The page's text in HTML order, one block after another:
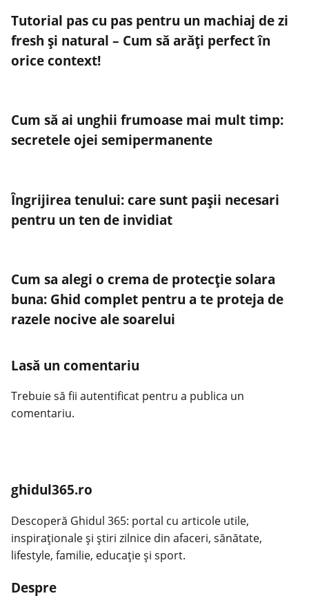
Tutorial pas cu pas pentru un machiaj de zi
fresh și natural – Cum să arăți perfect în
orice context!
Cum să ai unghii frumoase mai mult timp:
secretele ojei semipermanente
Îngrijirea tenului: care sunt pașii necesari
pentru un ten de invidiat
Cum sa alegi o crema de protecție solara
buna: Ghid complet pentru a te proteja de
razele nocive ale soarelui
Lasă un comentariu
Trebuie să fii autentificat pentru a publica un
comentariu.
ghidul365.ro
Descoperă Ghidul 365: portal cu articole utile,
inspiraționale și știri zilnice din afaceri, sănătate,
lifestyle, familie, educație și sport.
Despre